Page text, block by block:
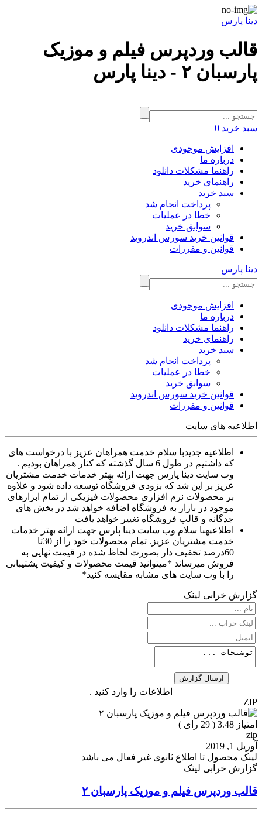
دینا پارس
قالب وردپرس فیلم و موزیک
پارسبان ۲ - دینا پارس
سبد خرید 0
افزایش موجودی
درباره ما
راهنما مشکلات دانلود
راهنمای خرید
سبد خرید
پرداخت انجام شد
خطا در عملیات
سوابق خرید
قوانین خرید سورس اندروید
قوانین و مقررات
دینا پارس
افزایش موجودی
درباره ما
راهنما مشکلات دانلود
راهنمای خرید
سبد خرید
پرداخت انجام شد
خطا در عملیات
سوابق خرید
قوانین خرید سورس اندروید
قوانین و مقررات
اطلاعیه های سایت
اطلاعیه جدیدبا سلام خدمت همراهان عزیز با درخواست های
که داشتیم در طول 6 سال گذشته که کنار همراهان بودیم .
وب سایت دینا پارس جهت ارائه بهتر خدمات خدمت مشتریان
عزیز بر این شد که بزودی فروشگاه توسعه داده شود و علاوه
بر محصولات نرم افزاری محصولات فیزیکی از تمام ابزارهای
موجود در بازار به فروشگاه اضافه خواهد شد در بخش های
جدگانه و قالب فروشگاه تغییر خواهد یافت
اطلاعیهبا سلام وب سایت دینا پارس جهت ارائه بهتر خدمات
خدمت مشتریان عزیز. تمام محصولات خود را از 30تا
60درصد تخفیف دار بصورت لحاظ شده در قیمت نهایی به
فروش میرساند *میتوانید قیمت محصولات و کیفیت پشتیبانی
را با وب سایت های مشابه مقایسه کنید*
گزارش خرابی لینک
اطلاعات را وارد کنید .
ZIP
امتیاز 3.48 ( 29 رای )
zip
آوریل 1, 2019
لینک محصول تا اطلاع ثانوی غیر فعال می باشد
گزارش خرابی لینک
قالب وردپرس فیلم و موزیک پارسبان ۲